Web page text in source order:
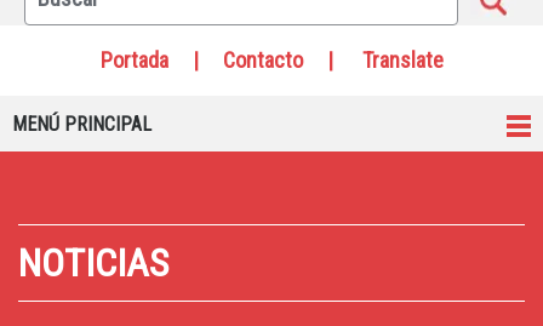
Portada| Contacto| Translate
MENÚ PRINCIPAL
NOTICIAS